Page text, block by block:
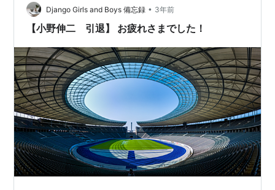
Django Girls and Boys 備忘録 • 3年前
【小野伸二 引退】 お疲れさまでした！